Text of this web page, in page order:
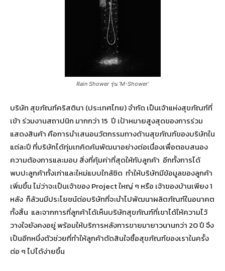
Rain Shower รุ่น ‘M-Shower’
บริษัท สุขภัณฑ์คริสตินา (ประเทศไทย) จำกัด เป็นเจ้าแห่งสุขภัณฑ์ที่
เข้า ร่วมงานสถาปนิก มากกว่า 15 ปี เป้าหมายสูงสุดของการร่วม
แสดงสินค้า คือการนำเสนอนวัตกรรมทางด้านสุขภัณฑ์ของบริษัทใน
แต่ละปี ที่บริษัทได้ทุ่มเทคิดค้นพัฒนาอย่างต่อเนื่องเพื่อตอบสนอง
ความต้องการและมอบ สิ่งที่คุ้มค่าที่สุดให้กับลูกค้า อีกทั้งการได้
พบปะลูกค้าทั้งเก่าและใหม่แบบใกล้ชิด ทำให้บริษัทมีข้อมูลของลูกค้า
เพิ่มขึ้น ไม่ว่าจะเป็นเจ้าของ Project ใหญ่ ๆ หรือ เจ้าของบ้านเพียง 1
หลัง ก็ล้วนมีประโยชน์ต่อบริษัทที่จะนำไปพัฒนาผลิตภัณฑ์ในอนาคต
ทั้งสิ้น และจากการที่ลูกค้าได้เห็นบริษัทสุขภัณฑ์ที่เขาได้ให้ความไว้
วางใจยังคงอยู่ พร้อมให้บริการหลังการขายมายาวนานกว่า 20 ปี จึง
เป็นอีกหนึ่งตัวช่วยที่ทำให้ลูกค้าตัดสินใจซื้อสุขภัณฑ์ของเราในครั้ง
ต่อ ๆ ไปได้ง่ายขึ้น